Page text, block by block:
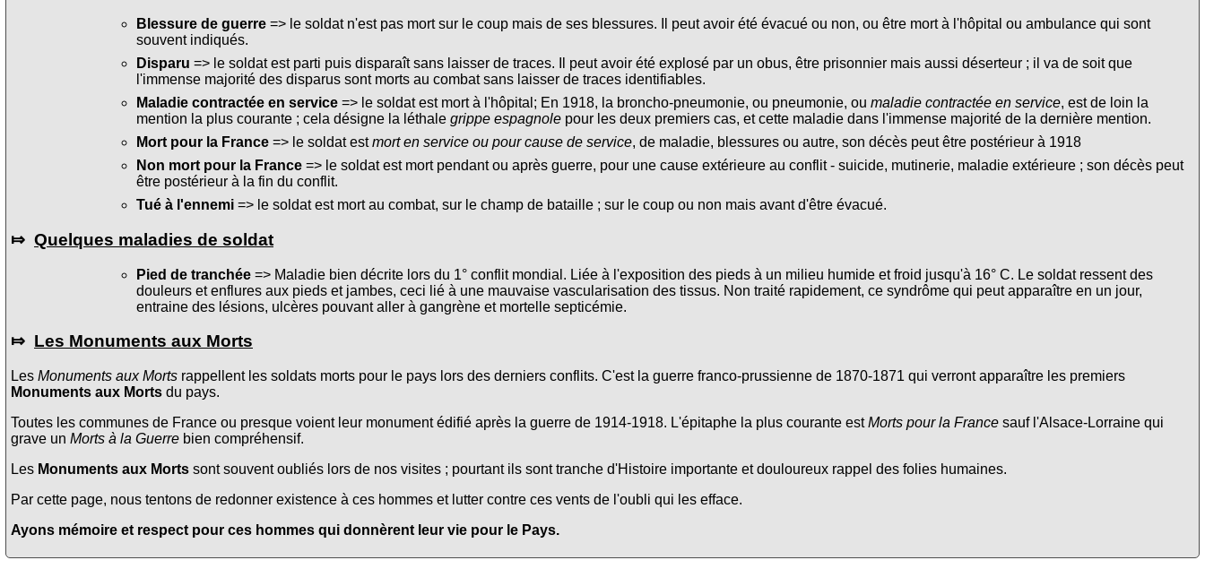
Blessure de guerre => le soldat n'est pas mort sur le coup mais de ses blessures. Il peut avoir été évacué ou non, ou être mort à l'hôpital ou ambulance qui sont
souvent indiqués.
Disparu => le soldat est parti puis disparaît sans laisser de traces. Il peut avoir été explosé par un obus, être prisonnier mais aussi déserteur ; il va de soit que
l'immense majorité des disparus sont morts au combat sans laisser de traces identifiables.
Maladie contractée en service => le soldat est mort à l'hôpital; En 1918, la broncho-pneumonie, ou pneumonie, ou maladie contractée en service, est de loin la
mention la plus courante ; cela désigne la léthale grippe espagnole pour les deux premiers cas, et cette maladie dans l'immense majorité de la dernière mention.
Mort pour la France => le soldat estmort en service ou pour cause de service, de maladie, blessures ou autre, son décès peut être postérieur à 1918
Non mort pour la France => le soldat est mort pendant ou après guerre, pour une cause extérieure au conflit - suicide, mutinerie, maladie extérieure ; son décès peut
être postérieur à la fin du conflit.
Tué à l'ennemi => le soldat est mort au combat, sur le champ de bataille ; sur le coup ou non mais avant d'être évacué.
⤇ Quelques maladies de soldat
Pied de tranchée => Maladie bien décrite lors du 1° conflit mondial. Liée à l'exposition des pieds à un milieu humide et froid jusqu'à 16° C. Le soldat ressent des
douleurs et enflures aux pieds et jambes, ceci lié à une mauvaise vascularisation des tissus. Non traité rapidement, ce syndrôme qui peut apparaître en un jour,
entraine des lésions, ulcères pouvant aller à gangrène et mortelle septicémie.
⤇ Les Monuments aux Morts
Les Monuments aux Morts rappellent les soldats morts pour le pays lors des derniers conflits. C'est la guerre franco-prussienne de 1870-1871 qui verront apparaître les premiers
Monuments aux Morts du pays.
Toutes les communes de France ou presque voient leur monument édifié après la guerre de 1914-1918. L'épitaphe la plus courante estMorts pour la France sauf l'Alsace-Lorraine qui
grave un Morts à la Guerre bien compréhensif.
Les Monuments aux Morts sont souvent oubliés lors de nos visites ; pourtant ils sont tranche d'Histoire importante et douloureux rappel des folies humaines.
Par cette page, nous tentons de redonner existence à ces hommes et lutter contre ces vents de l'oubli qui les efface.
Ayons mémoire et respect pour ces hommes qui donnèrent leur vie pour le Pays.